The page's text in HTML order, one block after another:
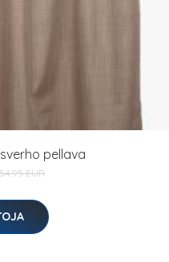
pellava
54.95 EUR